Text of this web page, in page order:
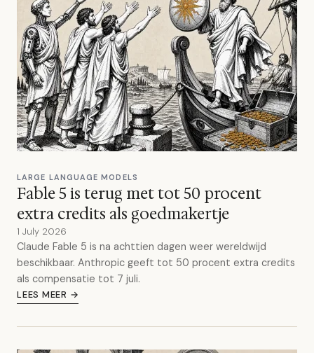
LARGE LANGUAGE MODELS
Fable 5 is terug met tot 50 procent
extra credits als goedmakertje
1 July 2026
Claude Fable 5 is na achttien dagen weer wereldwijd
beschikbaar. Anthropic geeft tot 50 procent extra credits
als compensatie tot 7 juli.
LEES MEER →